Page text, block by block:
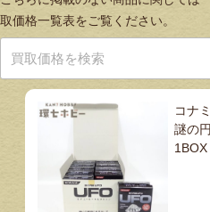
取価格一覧表をご覧ください。
コナ
謎の
1BOX